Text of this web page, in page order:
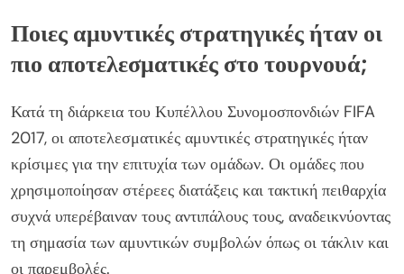
Ποιες αμυντικές στρατηγικές ήταν οι
πιο αποτελεσματικές στο τουρνουά;
Κατά τη διάρκεια του Κυπέλλου Συνομοσπονδιών FIFA
2017, οι αποτελεσματικές αμυντικές στρατηγικές ήταν
κρίσιμες για την επιτυχία των ομάδων. Οι ομάδες που
χρησιμοποίησαν στέρεες διατάξεις και τακτική πειθαρχία
συχνά υπερέβαιναν τους αντιπάλους τους, αναδεικνύοντας
τη σημασία των αμυντικών συμβολών όπως οι τάκλιν και
οι παρεμβολές.